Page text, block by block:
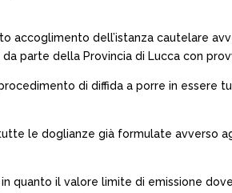
accoglimento dell’istanza cautelare
parte della Provincia di Lucca con
procedimento di diffida a porre in
le doglianze già formulate avverso
quanto il valore limite di emissione